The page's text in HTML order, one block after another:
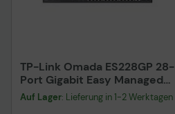
TP-Link Omada ES228GP 28-
Port Gigabit Easy Managed
Switch
Auf Lager: Lieferung in 1-2 Werktagen